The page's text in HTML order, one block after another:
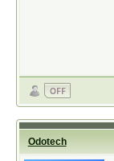
Odotech